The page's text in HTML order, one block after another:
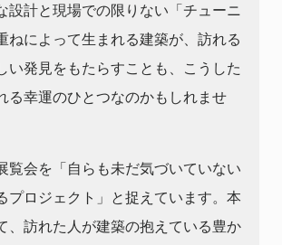
設計と現場での限りない「チューニ
ねによって生まれる建築が、訪れる
い発見をもたらすことも、こうした
る幸運のひとつなのかもしれませ
覧会を「自らも未だ気づいていない
プロジェクト」と捉えています。本
、訪れた人が建築の抱えている豊か